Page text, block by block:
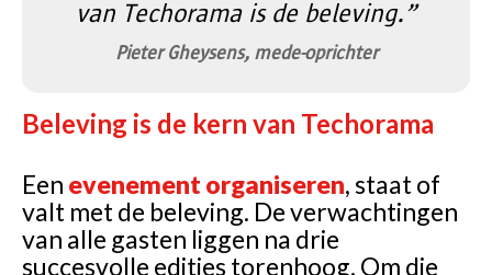
van Techorama is de beleving.”
Pieter Gheysens, mede-oprichter
Beleving is de kern van Techorama
Een evenement organiseren, staat of
valt met de beleving. De verwachtingen
van alle gasten liggen na drie
succesvolle edities torenhoog. Om die